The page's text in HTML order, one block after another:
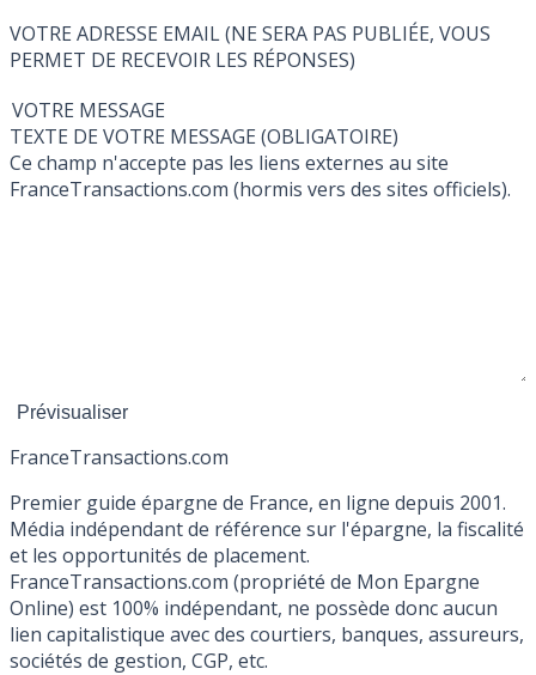
VOTRE ADRESSE EMAIL (NE SERA PAS PUBLIÉE, VOUS
PERMET DE RECEVOIR LES RÉPONSES)
VOTRE MESSAGE
TEXTE DE VOTRE MESSAGE (OBLIGATOIRE)
Ce champ n'accepte pas les liens externes au site
FranceTransactions.com (hormis vers des sites officiels).
FranceTransactions.com
Premier guide épargne de France, en ligne depuis 2001.
Média indépendant de référence sur l'épargne, la fiscalité
et les opportunités de placement.
FranceTransactions.com (propriété de Mon Epargne
Online) est 100% indépendant, ne possède donc aucun
lien capitalistique avec des courtiers, banques, assureurs,
sociétés de gestion, CGP, etc.